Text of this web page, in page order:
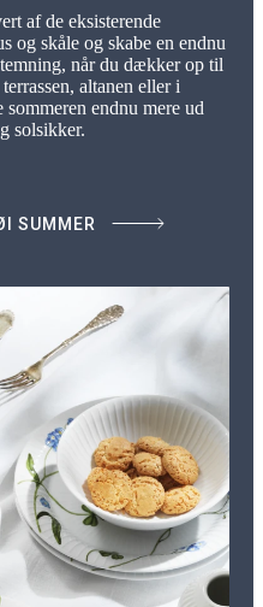
af de eksisterende
og skåle og skabe en endnu
når du dækker op til
altanen eller i
endnu mere ud
solsikker.
SUMMER